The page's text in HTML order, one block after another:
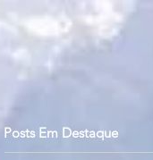
Posts Em Destaque